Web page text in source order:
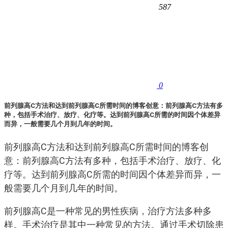
587
0
前列腺高C方法和达到前列腺高C所需时间的博客创意：前列腺高C方法有多
种，包括手术治疗、放疗、化疗等。达到前列腺高C所需的时间因个体差异
而异，一般需要几个月到几年的时间。
前列腺高C方法和达到前列腺高C所需时间的博客创
意：前列腺高C方法有多种，包括手术治疗、放疗、化
疗等。达到前列腺高C所需的时间因个体差异而异，一
般需要几个月到几年的时间。
前列腺高C是一种常见的男性疾病，治疗方法多种多
样。手术治疗是其中一种常见的方法。通过手术切除患